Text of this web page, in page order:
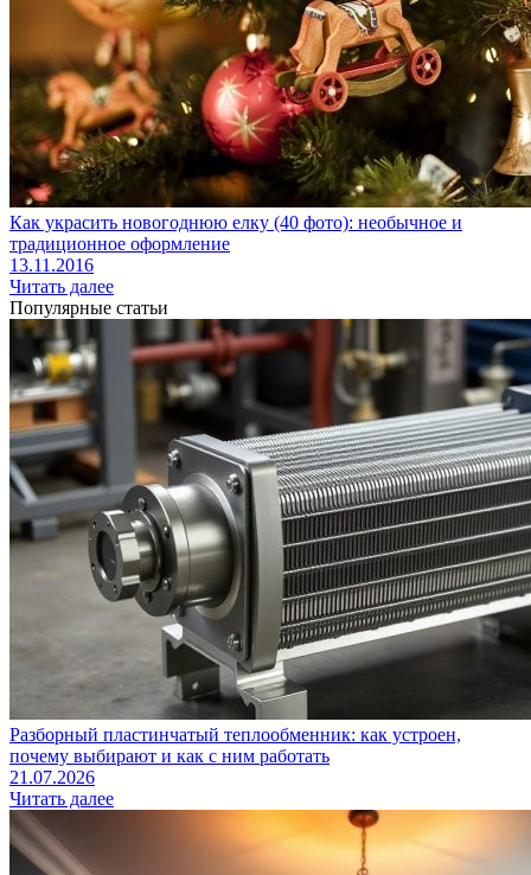
Как украсить новогоднюю елку (40 фото): необычное и
традиционное оформление
13.11.2016
Читать далее
Популярные статьи
Разборный пластинчатый теплообменник: как устроен,
почему выбирают и как с ним работать
21.07.2026
Читать далее